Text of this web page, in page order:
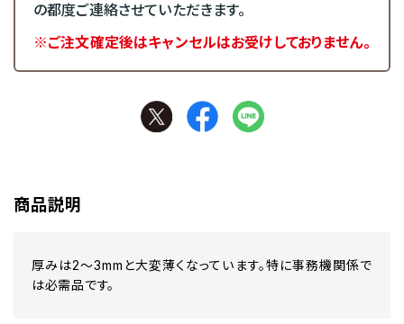
の都度ご連絡させていただきます。
※ご注文確定後はキャンセルはお受けしておりません。
商品説明
厚みは2～3mmと大変薄くなっています。特に事務機関係で
は必需品です。